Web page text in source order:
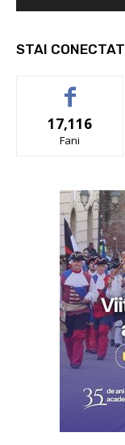
STAI CONECTAT
17,116
Fani